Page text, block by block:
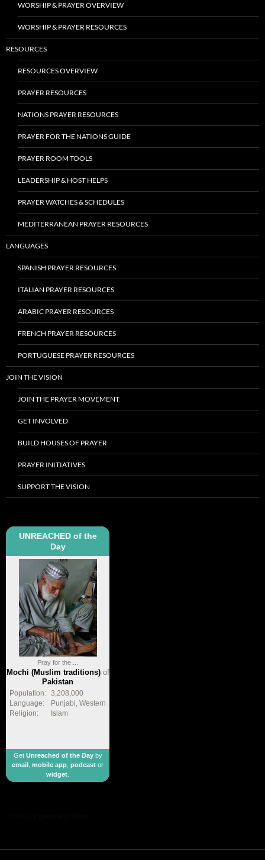
WORSHIP & PRAYER OVERVIEW
WORSHIP & PRAYER RESOURCES
RESOURCES
RESOURCES OVERVIEW
PRAYER RESOURCES
NATIONS PRAYER RESOURCES
PRAYER FOR THE NATIONS GUIDE
PRAYER ROOM TOOLS
LEADERSHIP & HOST HELPS
PRAYER WATCHES & SCHEDULES
MEDITERRANEAN PRAYER RESOURCES
LANGUAGES
SPANISH PRAYER RESOURCES
ITALIAN PRAYER RESOURCES
ARABIC PRAYER RESOURCES
FRENCH PRAYER RESOURCES
PORTUGUESE PRAYER RESOURCES
JOIN THE VISION
JOIN THE PRAYER MOVEMENT
GET INVOLVED
BUILD HOUSES OF PRAYER
PRAYER INITIATIVES
SUPPORT THE VISION
UNREACHED of the
Day
Pray for the ...
Mochi (Muslim traditions)of
Pakistan
Population:
3,208,000
Language:
Punjabi, Western
Religion:
Islam
Get Unreached of the Dayby
email mobile app podcast or
widget